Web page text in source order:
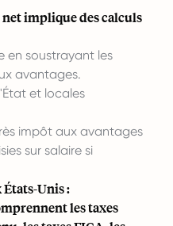
implique des calculs
en soustrayant les
avantages.
et locales
impôt aux avantages
sur salaire si
Unis :
les taxes